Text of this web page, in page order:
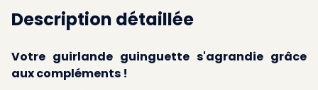
Description détaillée
Votre guirlande guinguette s'agrandie grâce
aux compléments !